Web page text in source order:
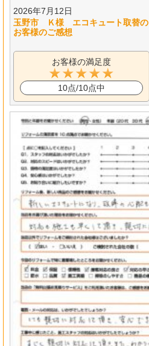
2026年7月12日
玉野市 Ｋ様 エコキュート取替の
お客様のご感想
お客様の満足度
10点/10点中